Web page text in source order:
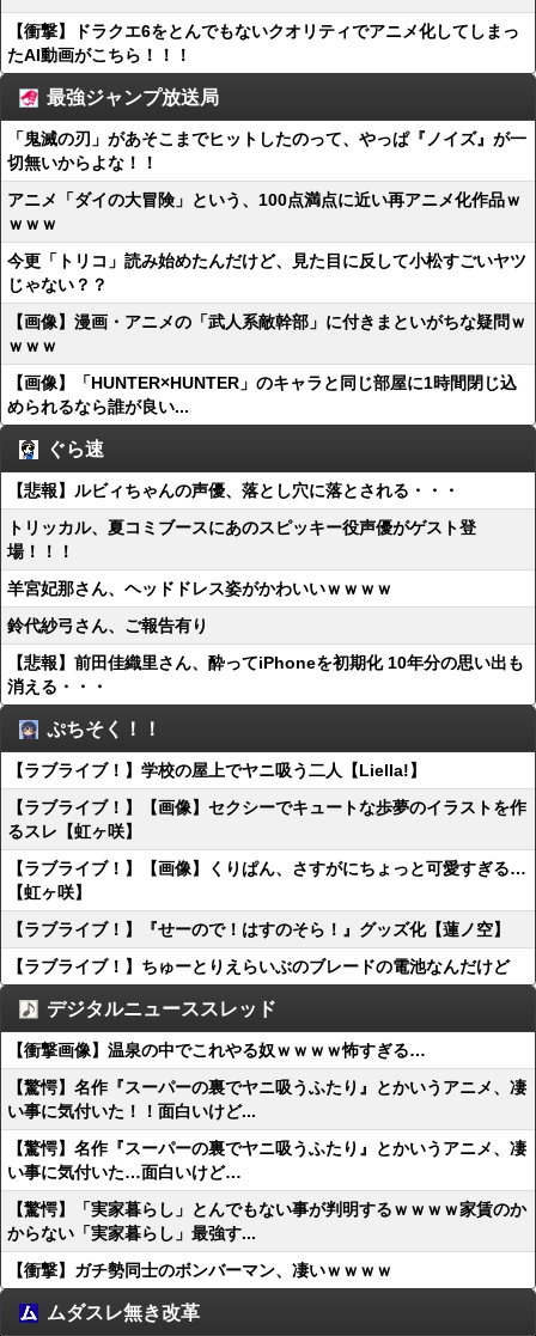
【衝撃】ドラクエ6をとんでもないクオリティでアニメ化してしまっ
たAI動画がこちら！！！
最強ジャンプ放送局
「鬼滅の刃」があそこまでヒットしたのって、やっぱ『ノイズ』が一
切無いからよな！！
アニメ「ダイの大冒険」という、100点満点に近い再アニメ化作品ｗ
ｗｗｗ
今更「トリコ」読み始めたんだけど、見た目に反して小松すごいヤツ
じゃない？？
【画像】漫画・アニメの「武人系敵幹部」に付きまといがちな疑問ｗ
ｗｗｗ
【画像】「HUNTER×HUNTER」のキャラと同じ部屋に1時間閉じ込
められるなら誰が良い...
ぐら速
【悲報】ルビィちゃんの声優、落とし穴に落とされる・・・
トリッカル、夏コミブースにあのスピッキー役声優がゲスト登
場！！！
羊宮妃那さん、ヘッドドレス姿がかわいいｗｗｗｗ
鈴代紗弓さん、ご報告有り
【悲報】前田佳織里さん、酔ってiPhoneを初期化 10年分の思い出も
消える・・・
ぷちそく！！
【ラブライブ！】学校の屋上でヤニ吸う二人【Liella!】
【ラブライブ！】【画像】セクシーでキュートな歩夢のイラストを作
るスレ【虹ヶ咲】
【ラブライブ！】【画像】くりぱん、さすがにちょっと可愛すぎる…
【虹ヶ咲】
【ラブライブ！】『せーので！はすのそら！』グッズ化【蓮ノ空】
【ラブライブ！】ちゅーとりえらいぶのブレードの電池なんだけど
デジタルニューススレッド
【衝撃画像】温泉の中でこれやる奴ｗｗｗｗ怖すぎる…
【驚愕】名作『スーパーの裏でヤニ吸うふたり』とかいうアニメ、凄
い事に気付いた！！面白いけど...
【驚愕】名作『スーパーの裏でヤニ吸うふたり』とかいうアニメ、凄
い事に気付いた…面白いけど…
【驚愕】「実家暮らし」とんでもない事が判明するｗｗｗｗ家賃のか
からない「実家暮らし」最強す...
【衝撃】ガチ勢同士のボンバーマン、凄いｗｗｗｗ
ムダスレ無き改革